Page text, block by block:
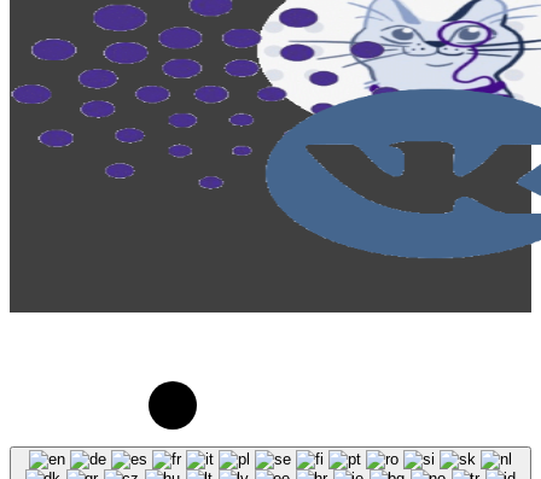
использовании материалов сайта galaktika64.ru
ссылка на источник обязательна.